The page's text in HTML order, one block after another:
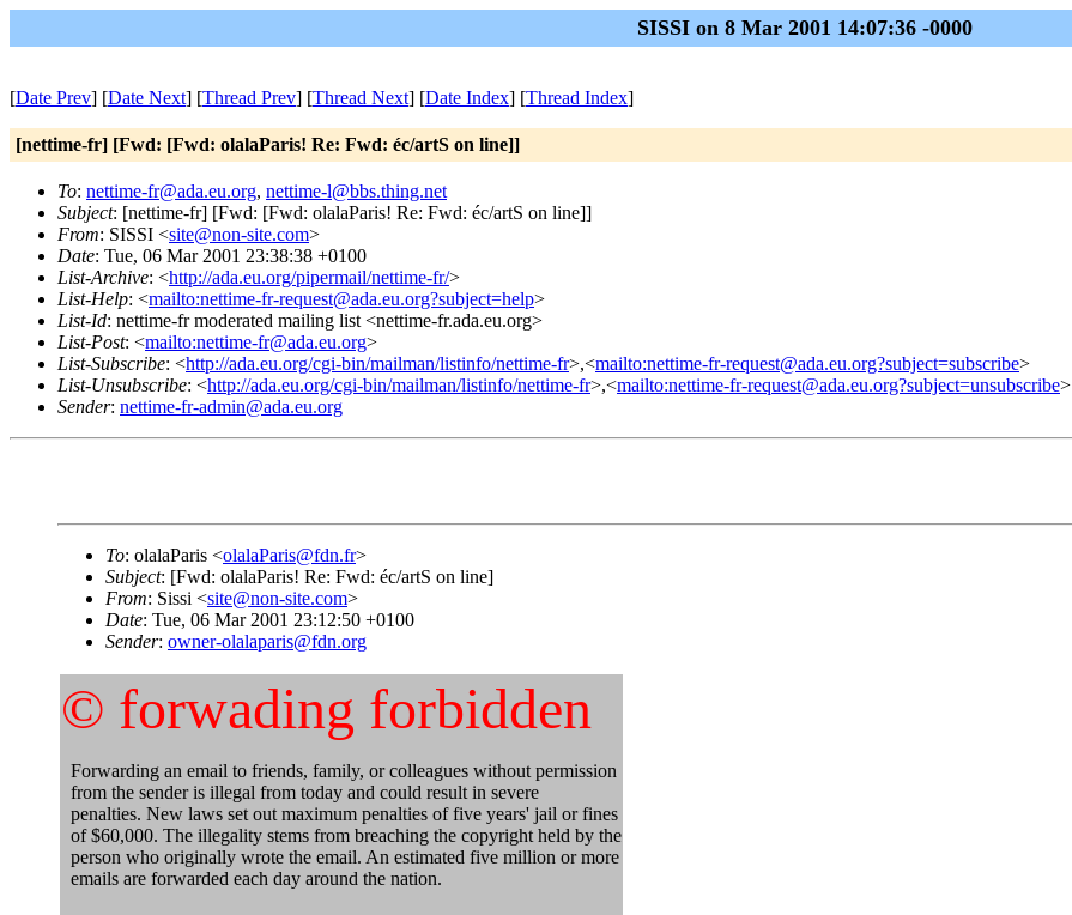
SISSI on 8 Mar 2001 14:07:36 -0000
[Date Prev] [Date Next] [Thread Prev] [Thread Next] [Date Index] [Thread Index]
[nettime-fr] [Fwd: [Fwd: olalaParis! Re: Fwd: éc/artS on line]]
To: nettime-fr@ada.eu.org, nettime-l@bbs.thing.net
Subject: [nettime-fr] [Fwd: [Fwd: olalaParis! Re: Fwd: éc/artS on line]]
From: SISSI <site@non-site.com>
Date: Tue, 06 Mar 2001 23:38:38 +0100
List-Archive: <http://ada.eu.org/pipermail/nettime-fr/>
List-Help: <mailto:nettime-fr-request@ada.eu.org?subject=help>
List-Id: nettime-fr moderated mailing list <nettime-fr.ada.eu.org>
List-Post: <mailto:nettime-fr@ada.eu.org>
List-Subscribe: <http://ada.eu.org/cgi-bin/mailman/listinfo/nettime-fr>,<mailto:nettime-fr-request@ada.eu.org?subject=subscribe>
List-Unsubscribe: <http://ada.eu.org/cgi-bin/mailman/listinfo/nettime-fr>,<mailto:nettime-fr-request@ada.eu.org?subject=unsubscribe>
Sender: nettime-fr-admin@ada.eu.org
To: olalaParis <olalaParis@fdn.fr>
Subject: [Fwd: olalaParis! Re: Fwd: éc/artS on line]
From: Sissi <site@non-site.com>
Date: Tue, 06 Mar 2001 23:12:50 +0100
Sender: owner-olalaparis@fdn.org
© forwading forbidden
Forwarding an email to friends, family, or colleagues without permission
from the sender is illegal from today and could result in severe
penalties. New laws set out maximum penalties of five years' jail or fines
of $60,000. The illegality stems from breaching the copyright held by the
person who originally wrote the email. An estimated five million or more
emails are forwarded each day around the nation.